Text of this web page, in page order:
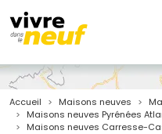
Accueil Maisons neuves
Maisons neuves Pyrénées
Maisons neuves Carresse-